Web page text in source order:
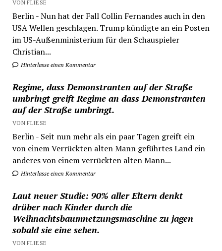
VON FLIESE
Berlin - Nun hat der Fall Collin Fernandes auch in den
USA Wellen geschlagen. Trump kündigte an ein Posten
im US-Außenministerium für den Schauspieler
Christian...
Hinterlasse einen Kommentar
Regime, dass Demonstranten auf der Straße
umbringt greift Regime an dass Demonstranten
auf der Straße umbringt.
VON FLIESE
Berlin - Seit nun mehr als ein paar Tagen greift ein
von einem Verrückten alten Mann geführtes Land ein
anderes von einem verrückten alten Mann...
Hinterlasse einen Kommentar
Laut neuer Studie: 90% aller Eltern denkt
drüber nach Kinder durch die
Weihnachtsbaumnetzungsmaschine zu jagen
sobald sie eine sehen.
VON FLIESE